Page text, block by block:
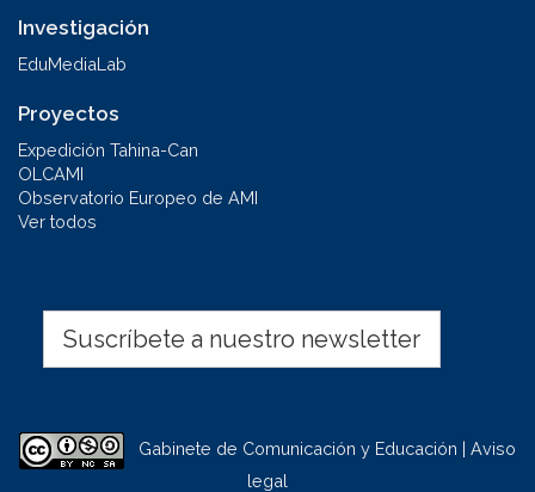
Investigación
EduMediaLab
Proyectos
Expedición Tahina-Can
OLCAMI
Observatorio Europeo de AMI
Ver todos
Suscríbete a nuestro newsletter
Gabinete de Comunicación y Educación | Aviso
legal